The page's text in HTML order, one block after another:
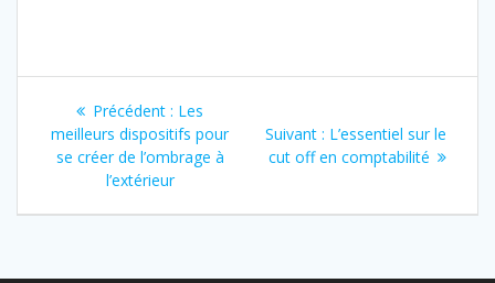
Navigation
de
l’article
Précédent : Article
précédent
:
Les
meilleurs dispositifs pour
se créer de l’ombrage à
l’extérieur
Suivant : Article
suivant
L’essentiel sur le
cut off en comptabilité